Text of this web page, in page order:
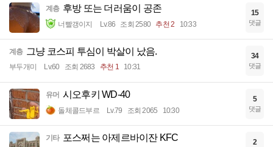
계층 후방 또는 더러움이 공존
너빨갱이지 Lv.86 조회 2580 추천 2 10:33
15
댓글
계층 그냥 코스피 투심이 박살이 났음.
부두개미 Lv.60 조회 2683 추천 1 10:31
34
댓글
유머 시오후키 WD-40
돌체콜드부르 Lv.79 조회 2065 10:30
5
댓글
기타 포스쩌는 아제르바이잔 KFC 2